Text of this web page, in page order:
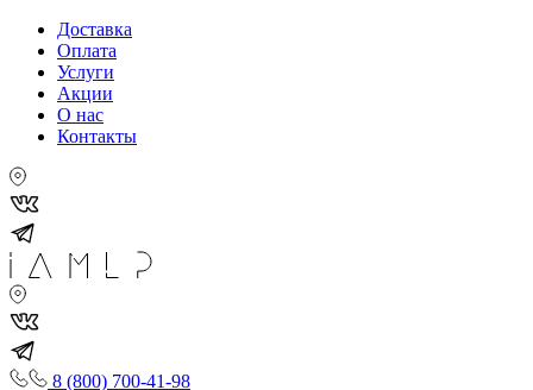
Доставка
Оплата
Услуги
Акции
О нас
Контакты
8 (800) 700-41-98